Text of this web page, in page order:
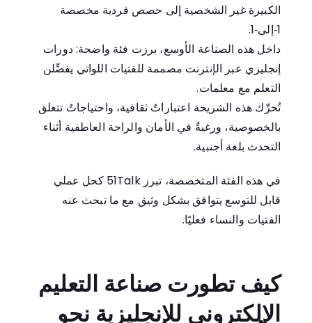
الكبيرة غير الشخصية إلى حصص فردية مخصصة
1‑إلى‑1.
داخل هذه الصناعة الأوسع، برزت فئة واضحة: دورات
إنجليزي عبر الإنترنت مصممة للفتيات اللواتي يفضِّلن
التعلم مع معلمات.
تُحرِّك هذه الشريحة اعتباراتٌ ثقافية، واحتياجاتٌ تتعلق
بالخصوصية، ورغبةٌ في الأمان والراحة العاطفية أثناء
التحدث بلغة أجنبية.
في هذه الفئة المتخصصة، تبرز51Talk كحل عملي
قابل للتوسع يتوافق بشكل وثيق مع ما تبحث عنه
الفتيات والنساء فعليًا.
كيف تطورت صناعة التعليم
الإلكتروني للإنجليزية نحو